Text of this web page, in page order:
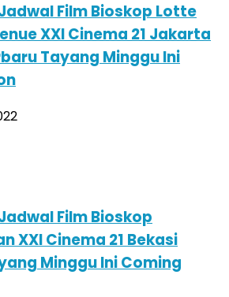
Film Bioskop Lotte
XXI Cinema 21 Jakarta
Tayang Minggu Ini
Film Bioskop
XXI Cinema 21 Bekasi
Minggu Ini Coming